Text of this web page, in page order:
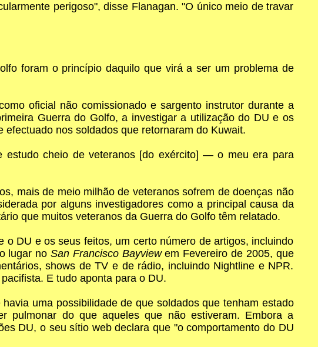
perigoso", disse Flanagan. "O único meio de travar
foram o princípio daquilo que virá a ser um problema de
oficial não comissionado e sargento instrutor durante a
Guerra do Golfo, a investigar a utilização do DU e os
nos soldados que retornaram do Kuwait.
estudo cheio de veteranos [do exército] — o meu era para
mais de meio milhão de veteranos sofrem de doenças não
por alguns investigadores como a principal causa da
que muitos veteranos da Guerra do Golfo têm relatado.
DU e os seus feitos, um certo número de artigos, incluindo
lugar no San Francisco Bayviewem Fevereiro de 2005, que
shows de TV e de rádio, incluindo Nightline e NPR.
E tudo aponta para o DU.
uma possibilidade de que soldados que tenham estado
pulmonar do que aqueles que não estiveram. Embora a
DU, o seu sítio web declara que "o comportamento do DU